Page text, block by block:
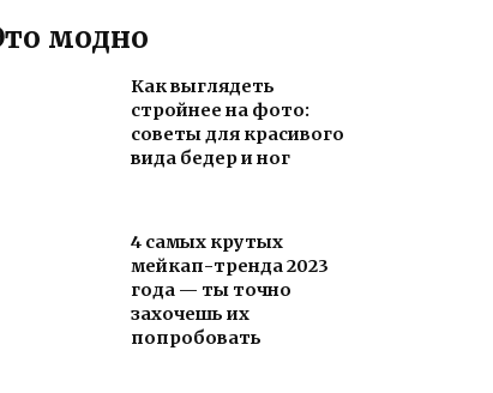
модно
Как выглядеть
стройнее на фото:
советы для красивого
вида бедер и ног
4 самых крутых
мейкап-тренда 2023
года — ты точно
захочешь их
попробовать